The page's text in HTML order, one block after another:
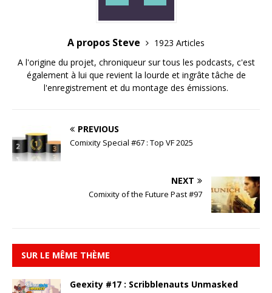
A propos Steve
1923 Articles
A l'origine du projet, chroniqueur sur tous les podcasts, c'est
également à lui que revient la lourde et ingrâte tâche de
l'enregistrement et du montage des émissions.
PREVIOUS
Comixity Special #67 : Top VF 2025
NEXT
Comixity of the Future Past #97
SUR LE MÊME THÈME
Geexity #17 : Scribblenauts Unmasked